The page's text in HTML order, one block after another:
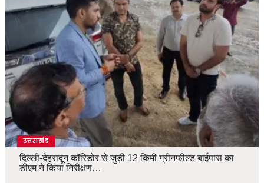
उत्तराखंड
दिल्ली-देहरादून कॉरिडोर से जुड़ी 12 किमी ग्रीनफील्ड बाईपास का
डीएम ने किया निरीक्षण…